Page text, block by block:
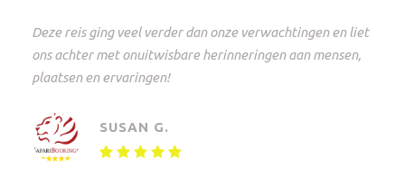
Dit was een geweldige reis en perfect geregeld! Van
Johannesburg naar het Krugerpark en weer terug. Alles
tot in de puntjes geregeld met keuzevrijheid. Een
MAARTEN V.